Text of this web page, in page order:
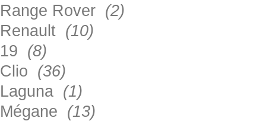
Range Rover (2)
Renault (10)
19 (8)
Clio (36)
Laguna (1)
Mégane (13)